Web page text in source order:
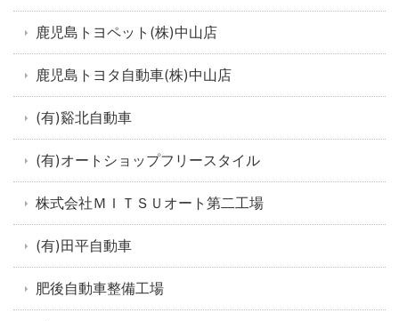
鹿児島トヨペット(株)中山店
鹿児島トヨタ自動車(株)中山店
(有)谿北自動車
(有)オートショップフリースタイル
株式会社ＭＩＴＳＵオート第二工場
(有)田平自動車
肥後自動車整備工場